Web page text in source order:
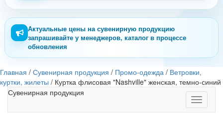
Актуальные цены на сувенирную продукцию
запрашивайте у менеджеров, каталог в процессе
обновления
Главная / Сувенирная продукция / Промо-одежда / Ветровки,
куртки, жилеты / Куртка флисовая "Nashville" женская, темно-синий
Toggle
Сувенирная продукция